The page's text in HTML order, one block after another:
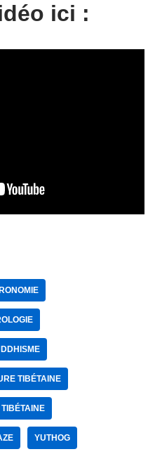
ici :
TIBÉTAINE
TIBÉTAINE
YUTHOG